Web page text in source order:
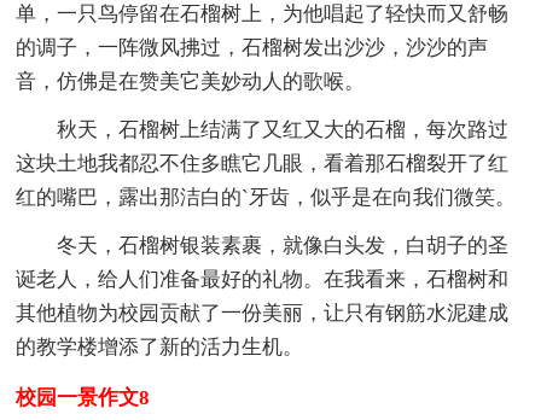
单，一只鸟停留在石榴树上，为他唱起了轻快而又舒畅
的调子，一阵微风拂过，石榴树发出沙沙，沙沙的声
音，仿佛是在赞美它美妙动人的歌喉。
秋天，石榴树上结满了又红又大的石榴，每次路过
这块土地我都忍不住多瞧它几眼，看着那石榴裂开了红
红的嘴巴，露出那洁白的`牙齿，似乎是在向我们微笑。
冬天，石榴树银装素裹，就像白头发，白胡子的圣
诞老人，给人们准备最好的礼物。在我看来，石榴树和
其他植物为校园贡献了一份美丽，让只有钢筋水泥建成
的教学楼增添了新的活力生机。
校园一景作文8